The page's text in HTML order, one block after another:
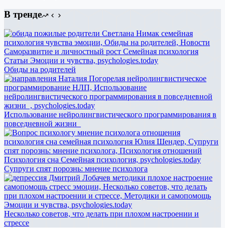
В тренде
Обиды на родителей
Использование нейролингвистического программирования в
повседневной жизни
Супруги спят порознь: мнение психолога
Несколько советов, что делать при плохом настроении и
стрессе